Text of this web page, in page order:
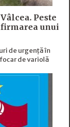
Peste
unui
de urgență în
de variolă